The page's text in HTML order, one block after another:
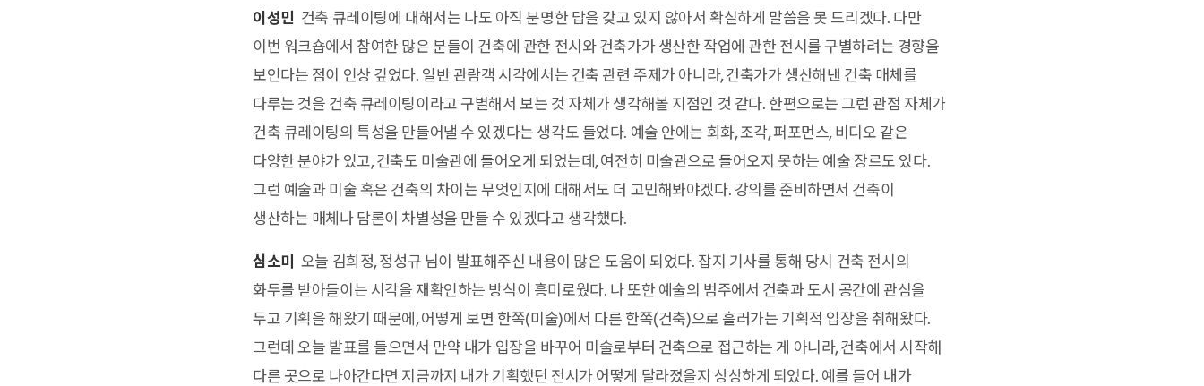
이성민 건축 큐레이팅에 대해서는 나도 아직 분명한 답을 갖고 있지 않아서 확실하게 말씀을 못 드리겠다. 다만
이번 워크숍에서 참여한 많은 분들이 건축에 관한 전시와 건축가가 생산한 작업에 관한 전시를 구별하려는 경향을
보인다는 점이 인상 깊었다. 일반 관람객 시각에서는 건축 관련 주제가 아니라, 건축가가 생산해낸 건축 매체를
다루는 것을 건축 큐레이팅이라고 구별해서 보는 것 자체가 생각해볼 지점인 것 같다. 한편으로는 그런 관점 자체가
건축 큐레이팅의 특성을 만들어낼 수 있겠다는 생각도 들었다. 예술 안에는 회화, 조각, 퍼포먼스, 비디오 같은
다양한 분야가 있고, 건축도 미술관에 들어오게 되었는데, 여전히 미술관으로 들어오지 못하는 예술 장르도 있다.
그런 예술과 미술 혹은 건축의 차이는 무엇인지에 대해서도 더 고민해봐야겠다. 강의를 준비하면서 건축이
생산하는 매체나 담론이 차별성을 만들 수 있겠다고 생각했다.
심소미
오늘 김희정, 정성규 님이 발표해주신 내용이 많은 도움이 되었다. 잡지 기사를 통해 당시 건축 전시의
화두를 받아들이는 시각을 재확인하는 방식이 흥미로웠다. 나 또한 예술의 범주에서 건축과 도시 공간에 관심을
두고 기획을 해왔기 때문에, 어떻게 보면 한쪽(미술)에서 다른 한쪽(건축)으로 흘러가는 기획적 입장을 취해왔다.
그런데 오늘 발표를 들으면서 만약 내가 입장을 바꾸어 미술로부터 건축으로 접근하는 게 아니라, 건축에서 시작해
다른 곳으로 나아간다면 지금까지 내가 기획했던 전시가 어떻게 달라졌을지 상상하게 되었다. 예를 들어 내가